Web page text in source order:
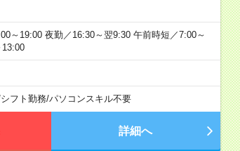
～19:00 夜勤／16:30～翌9:30 午前時短／7:00～
シフト勤務/パソコンスキル不要
詳細へ